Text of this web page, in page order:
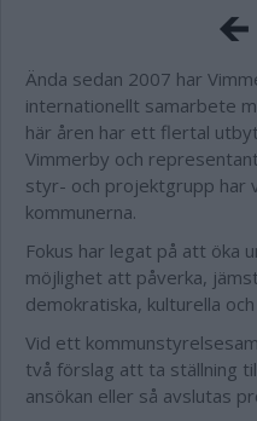
Ända sedan 2007 har
internationellt samarbete
här åren har ett flertal
Vimmerby och
styr- och projektgrupp har
kommunerna.
Fokus har legat på att öka
möjlighet att påverka,
demokratiska, kulturella
Vid ett
två förslag att ta ställning
ansökan eller så avslutas